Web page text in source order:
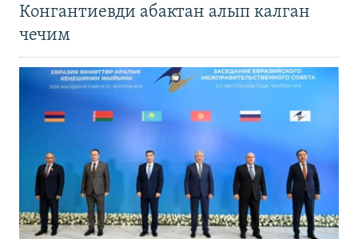
Конгантиевди абактан алып калган
чечим